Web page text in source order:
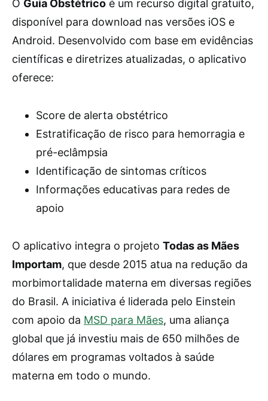
O Guia Obstétrico é um recurso digital gratuito,
disponível para download nas versões iOS e
Android. Desenvolvido com base em evidências
científicas e diretrizes atualizadas, o aplicativo
oferece:
Score de alerta obstétrico
Estratificação de risco para hemorragia e
pré-eclâmpsia
Identificação de sintomas críticos
Informações educativas para redes de
apoio
O aplicativo integra o projeto Todas as Mães
Importam, que desde 2015 atua na redução da
morbimortalidade materna em diversas regiões
do Brasil. A iniciativa é liderada pelo Einstein
com apoio da MSD para Mães, uma aliança
global que já investiu mais de 650 milhões de
dólares em programas voltados à saúde
materna em todo o mundo.